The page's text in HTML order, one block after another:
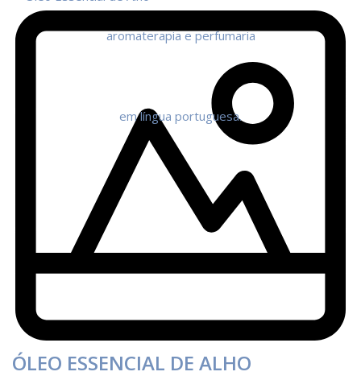
ÓLEO ESSENCIAL DE ALHO